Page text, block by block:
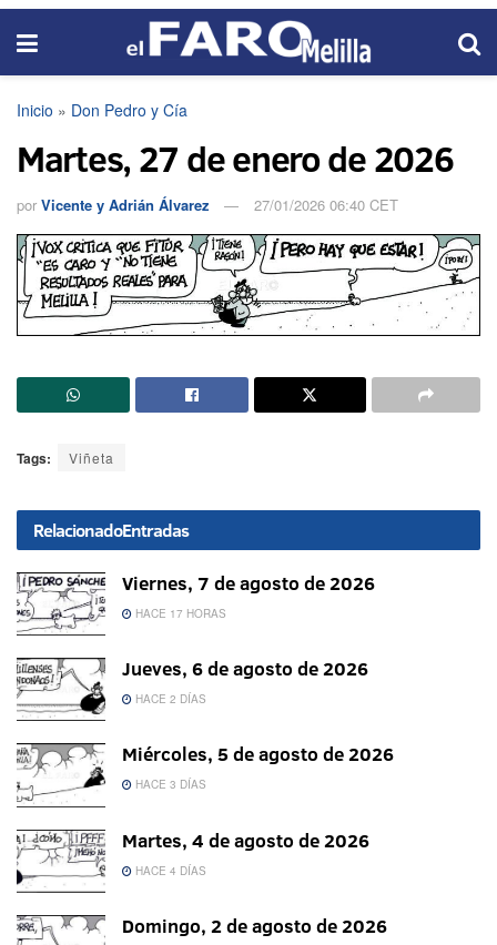
Inicio » Don Pedro y Cía
Martes, 27 de enero de 2026
por Vicente y Adrián Álvarez 27/01/2026 06:40 CET
Tags: Viñeta
RelacionadoEntradas
Viernes, 7 de agosto de 2026
HACE 17 HORAS
Jueves, 6 de agosto de 2026
HACE 2 DÍAS
Miércoles, 5 de agosto de 2026
HACE 3 DÍAS
Martes, 4 de agosto de 2026
HACE 4 DÍAS
Domingo, 2 de agosto de 2026